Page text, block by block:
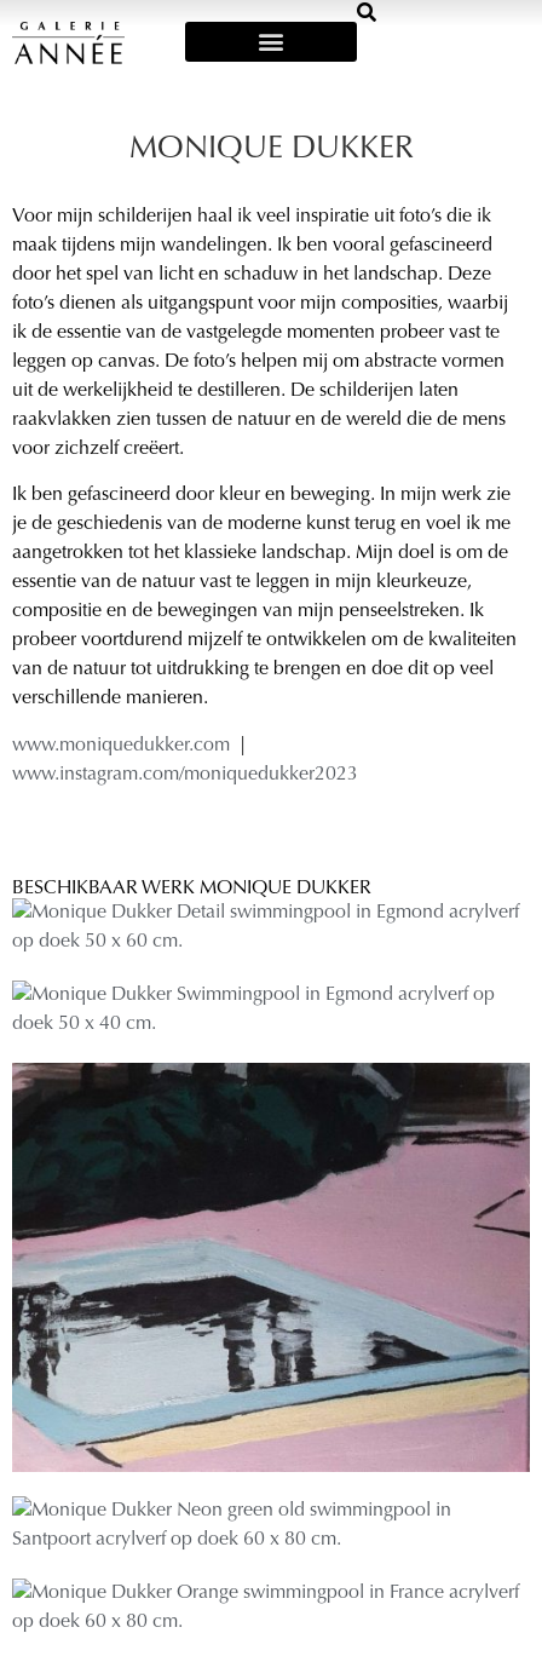
MONIQUE DUKKER
Voor mijn schilderijen haal ik veel inspiratie uit foto’s die ik
maak tijdens mijn wandelingen. Ik ben vooral gefascineerd
door het spel van licht en schaduw in het landschap. Deze
foto’s dienen als uitgangspunt voor mijn composities, waarbij
ik de essentie van de vastgelegde momenten probeer vast te
leggen op canvas. De foto’s helpen mij om abstracte vormen
uit de werkelijkheid te destilleren. De schilderijen laten
raakvlakken zien tussen de natuur en de wereld die de mens
voor zichzelf creëert.
Ik ben gefascineerd door kleur en beweging. In mijn werk zie
je de geschiedenis van de moderne kunst terug en voel ik me
aangetrokken tot het klassieke landschap. Mijn doel is om de
essentie van de natuur vast te leggen in mijn kleurkeuze,
compositie en de bewegingen van mijn penseelstreken. Ik
probeer voortdurend mijzelf te ontwikkelen om de kwaliteiten
van de natuur tot uitdrukking te brengen en doe dit op veel
verschillende manieren.
www.moniquedukker.com
www.instagram.com/moniquedukker2023
BESCHIKBAAR WERK MONIQUE DUKKER